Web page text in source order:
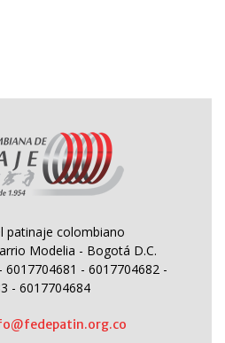
patinaje colombiano
Modelia - Bogotá D.C.
- 6017704682 -
- 6017704684